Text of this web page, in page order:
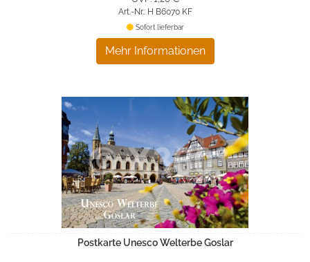
Art.-Nr.: H B6070 KF
Mehr Informationen
Sofort lieferbar
Postkarte Unesco Welterbe Goslar